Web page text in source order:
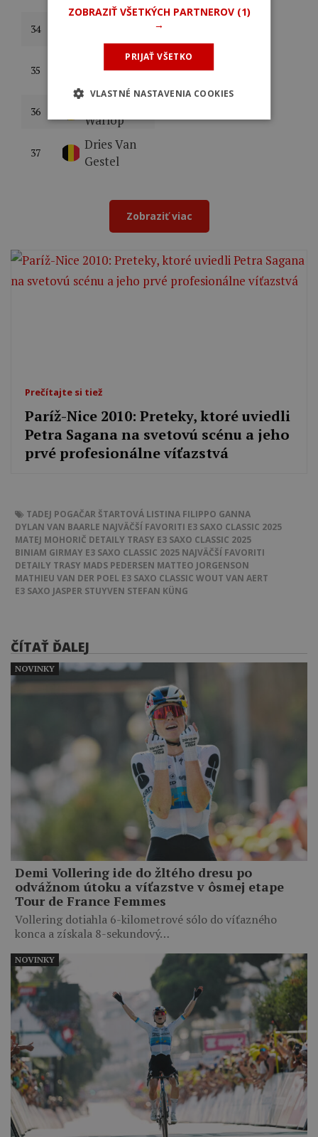
34
Casper
35
36
Warlop
37
Dries Van
Gestel
Zobraziť viac
Prečítajte si tiež
Paríž-Nice 2010: Preteky, ktoré uviedli
Petra Sagana na svetovú scénu a jeho
prvé profesionálne víťazstvá
TADEJ POGAČAR ŠTARTOVÁ LISTINA FILIPPO GANNA
DYLAN VAN BAARLE NAJVÄČŠÍ FAVORITI E3 SAXO CLASSIC 2025
MATEJ MOHORIČ DETAILY TRASY E3 SAXO CLASSIC 2025
BINIAM GIRMAY E3 SAXO CLASSIC 2025 NAJVÄČŠÍ FAVORITI
DETAILY TRASY MADS PEDERSEN MATTEO JORGENSON
MATHIEU VAN DER POEL E3 SAXO CLASSIC WOUT VAN AERT
E3 SAXO JASPER STUYVEN STEFAN KÜNG
ČÍTAŤ ĎALEJ
Demi Vollering ide do žltého dresu po
odvážnom útoku a víťazstve v ôsmej etape
Tour de France Femmes
Vollering dotiahla 6-kilometrové sólo do víťazného
konca a získala 8-sekundový…
NOVINKY
NOVINKY
ZOBRAZIŤ VŠETKÝCH PARTNEROV (1)
→
PRIJAŤ VŠETKO
VLASTNÉ NASTAVENIA COOKIES